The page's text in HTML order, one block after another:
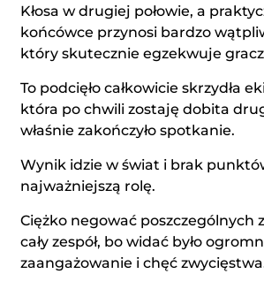
Kłosa w drugiej połowie, a
końcówce przynosi bardzo
który skutecznie egzekwuje
To podcięło całkowicie skrzydła
która po chwili zostaję dobita
właśnie zakończyło spotkanie.
Wynik idzie w świat i brak
najważniejszą rolę.
Ciężko negować poszczególnych
cały zespół, bo widać było
zaangażowanie i chęć